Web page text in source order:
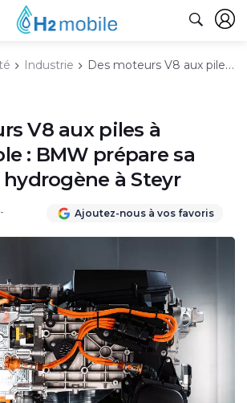
Industrie Des moteurs V8 aux piles à combustible : BMW prépare sa révolution hydrogène à Steyr
V8 aux piles à
: BMW prépare sa
à Steyr
Ajoutez-nous à vos favoris